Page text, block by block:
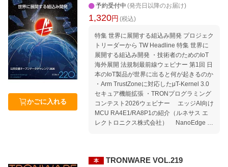
かごに入れる
予約受付中 (発売日以降のお届け)
1,320円 (税込)
特集 世界に展開する組込み開発 プロジェク
トリーダーから TW Headline 特集 世界に
展開する組込み開発 ・技術者のためのIoT
海外展開 法規制最前線ウェビナー 第1回 日
本のIoT製品が世界に出ると何が起きるのか
・Arm TrustZoneに対応したμT-Kernel 3.0
セキュア機能拡張 ・TRONプログラミング
コンテスト2026ウェビナー エッジAI向け
MCU RA4E1/RA8P1の紹介（ルネサス エ
レクトロニクス株式会社） NanoEdge AI
Nプログラミングコンテスト2026（パーソ
本 TRONWARE VOL.219